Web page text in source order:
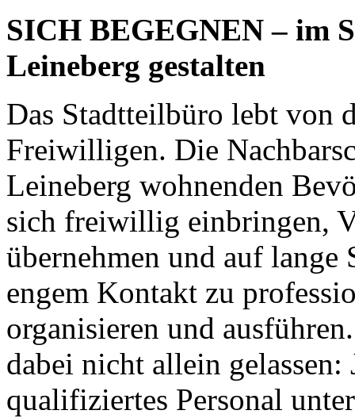
SICH BEGEGNEN – im
Leineberg gestalten
Das Stadtteilbüro lebt von
Freiwilligen. Die
Leineberg wohnenden
sich freiwillig einbringen,
übernehmen und auf
engem Kontakt zu
organisieren und
dabei nicht allein
qualifiziertes Personal